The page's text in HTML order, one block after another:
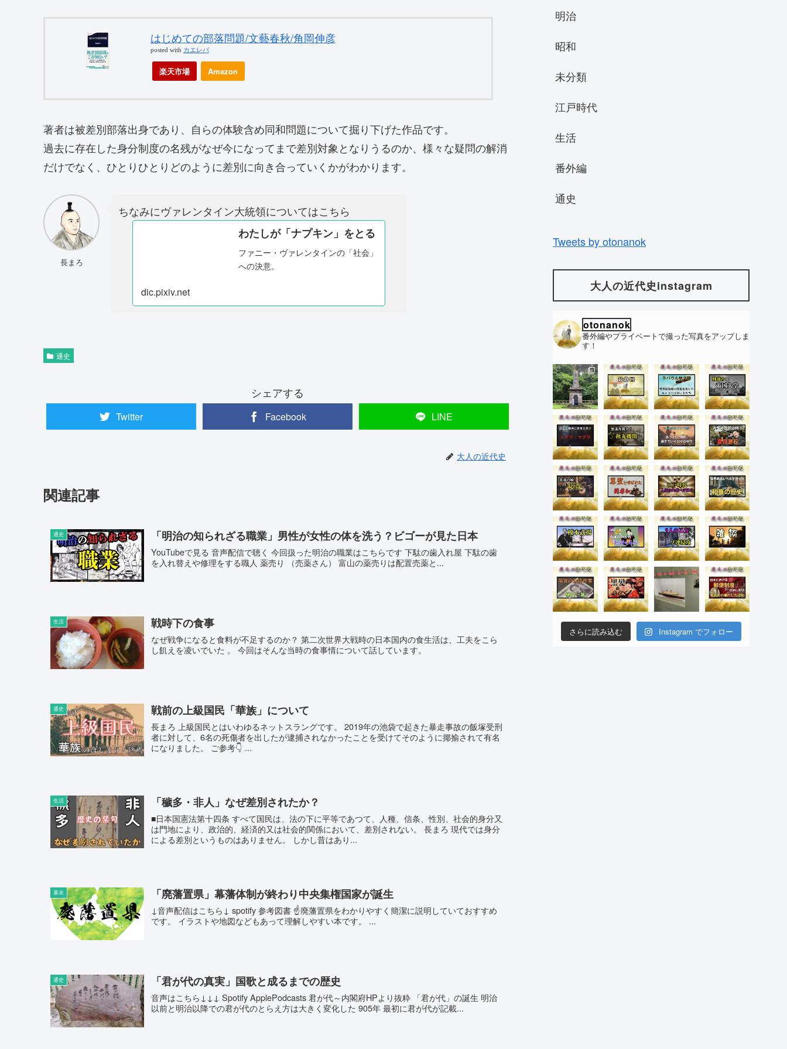
はじめての部落問題/文藝春秋/角岡伸彦
posted with カエレバ
楽天市場 Amazon
著者は被差別部落出身であり、自らの体験含め同和問題について掘り下げた作品です。
過去に存在した身分制度の名残がなぜ今になってまで差別対象となりうるのか、様々な疑問の解消
だけでなく、ひとりひとりどのように差別に向き合っていくかがわかります。
長まろ
ちなみにヴァレンタイン大統領についてはこちら
わたしが「ナプキン」をとる
ファニー・ヴァレンタインの「社会」
への決意。
dic.pixiv.net
通史
シェアする
Twitter Facebook LINE
大人の近代史
関連記事
通史 「明治の知られざる職業」男性が女性の体を洗う？ビゴーが見た日本
YouTubeで見る 音声配信で聴く 今回扱った明治の職業はこちらです 下駄の歯入れ屋 下駄の歯
を入れ替えや修理をする職人 薬売り （売薬さん） 富山の薬売りは配置売薬と...
生活 戦時下の食事
なぜ戦争になると食料が不足するのか？ 第二次世界大戦時の日本国内の食生活は、工夫をこら
し飢えを凌いでいた 。 今回はそんな当時の食事情について話しています。
通史 戦前の上級国民「華族」について
長まろ 上級国民とはいわゆるネットスラングです。 2019年の池袋で起きた暴走事故の飯塚受刑
者に対して、6名の死傷者を出したが逮捕されなかったことを受けてそのように揶揄されて有名
になりました。 ご参考👇 ...
生活 「穢多・非人」なぜ差別されたか？
■日本国憲法第十四条 すべて国民は、法の下に平等であつて、人種、信条、性別、社会的身分又
は門地により、政治的、経済的又は社会的関係において、差別されない。 長まろ 現代では身分
による差別というものはありません。 しかし昔はあり...
幕末 「廃藩置県」幕藩体制が終わり中央集権国家が誕生
↓音声配信はこちら↓ spotify 参考図書 ☝廃藩置県をわかりやすく簡潔に説明していておすすめ
です。 イラストや地図などもあって理解しやすい本です。 ...
通史 「君が代の真実」国歌と成るまでの歴史
音声はこちら↓↓↓ Spotify ApplePodcasts 君が代～内閣府HPより抜粋 「君が代」の誕生 明治
以前と明治以降での君が代のとらえ方は大きく変化した 905年 最初に君が代が記載...
明治
昭和
未分類
江戸時代
生活
番外編
通史
Tweets by otonanok
大人の近代史instagram
otonanok
番外編やプライベートで撮った写真をアップしま
す！
さらに読み込む Instagram でフォロー